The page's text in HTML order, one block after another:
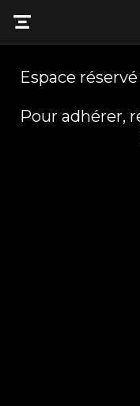
Espace
Pour adhérer,